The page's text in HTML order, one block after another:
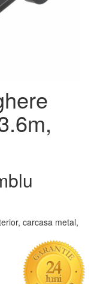
carcasa metal,